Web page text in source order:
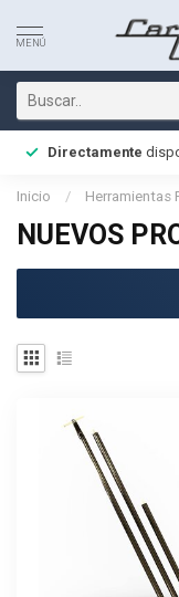
MENÚ
Directamente
Inicio / Herramientas
NUEVOS